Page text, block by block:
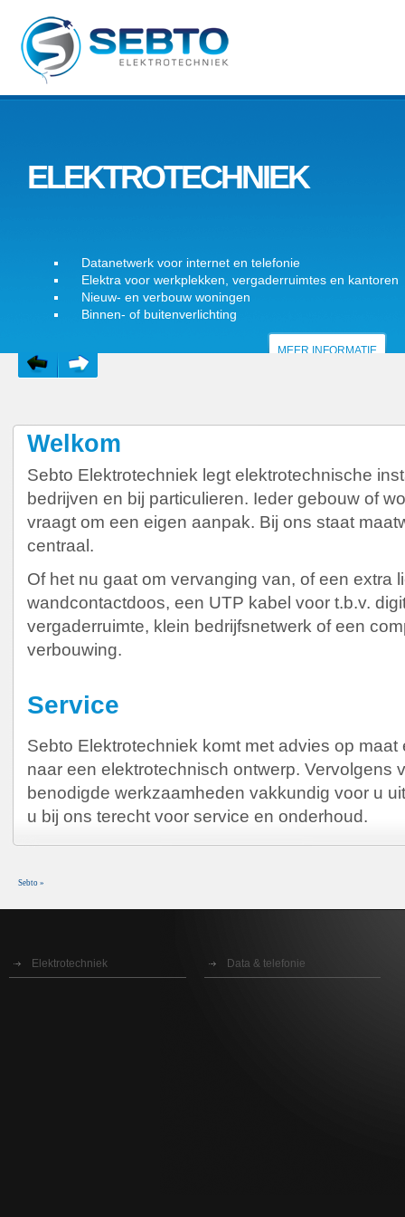
ELEKTROTECHNIEK
Datanetwerk voor internet en telefonie
Elektra voor werkplekken, vergaderruimtes en kantoren
Nieuw- en verbouw woningen
Binnen- of buitenverlichting
MEER INFORMATIE
GIRA
SCHAKELMATERIAAL
aan denkt bij de inrichting van uw nieuwe of vernieuwde
kantoor, woon- of slaapkamer. Toch kunt u hiermee de
uitstraling en het comfort helemaal afmaken.
HAGER GROEP
VERDELING
Welkom
Sebto Elektrotechniek legt elektrotechnische
bedrijven en bij particulieren. Ieder gebouw of
vraagt om een eigen aanpak. Bij ons staat
centraal.
Of het nu gaat om vervanging van, of een extra
wandcontactdoos, een UTP kabel voor t.b.v.
vergaderruimte, klein bedrijfsnetwerk of een
verbouwing.
Service
Sebto Elektrotechniek komt met advies op
naar een elektrotechnisch ontwerp. Vervolgens
benodigde werkzaamheden vakkundig voor u
u bij ons terecht voor service en onderhoud.
Sebto »
Elektrotechniek Data & telefonie